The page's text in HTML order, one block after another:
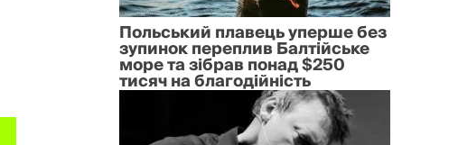
Польський плавець уперше без
зупинок переплив Балтійське
море та зібрав понад $250
тисяч на благодійність